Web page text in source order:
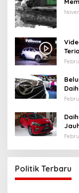
Politik Terbaru